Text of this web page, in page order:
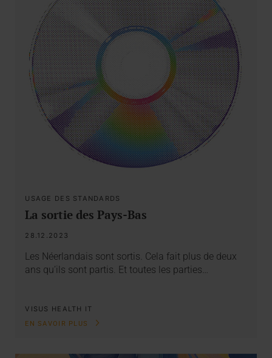
USAGE DES STANDARDS
La sortie des Pays-Bas
28.12.2023
Les Néerlandais sont sortis. Cela fait plus de deux
ans qu’ils sont partis. Et toutes les parties…
VISUS HEALTH IT
EN SAVOIR PLUS